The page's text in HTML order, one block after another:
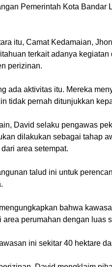
Pemerintah Kota Bandar
itu, Camat Kedamaian,
terkait adanya
perizinan.
ada aktivitas itu. Mereka
tidak pernah ditunjukkan
David selaku pengawas
dilakukan sebagai tahap
area setempat.
talud ini untuk
bahwa
area perumahan dengan luas
ini sekitar 40 hektare